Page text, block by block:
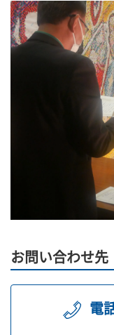
お問い合わせ先
電